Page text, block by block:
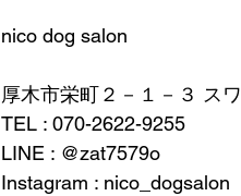
nico dog salon
厚木市栄町２－１－３ ス
TEL : 070-2622-9255
LINE : @zat7579o
Instagram : nico_dogsalon